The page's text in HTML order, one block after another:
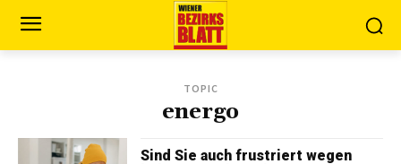
TOPIC
energo
Sind Sie auch frustriert wegen